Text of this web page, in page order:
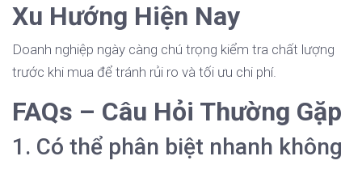
Xu Hướng Hiện Nay
Doanh nghiệp ngày càng chú trọng kiểm tra chất lượng
trước khi mua để tránh rủi ro và tối ưu chi phí.
FAQs – Câu Hỏi Thường Gặp
1. Có thể phân biệt nhanh không